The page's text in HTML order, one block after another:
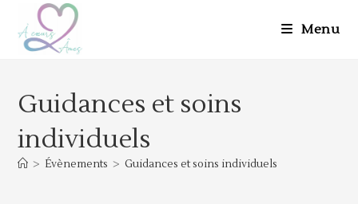
content
Menu
Guidances et soins
individuels
> Évènements > Guidances et soins individuels